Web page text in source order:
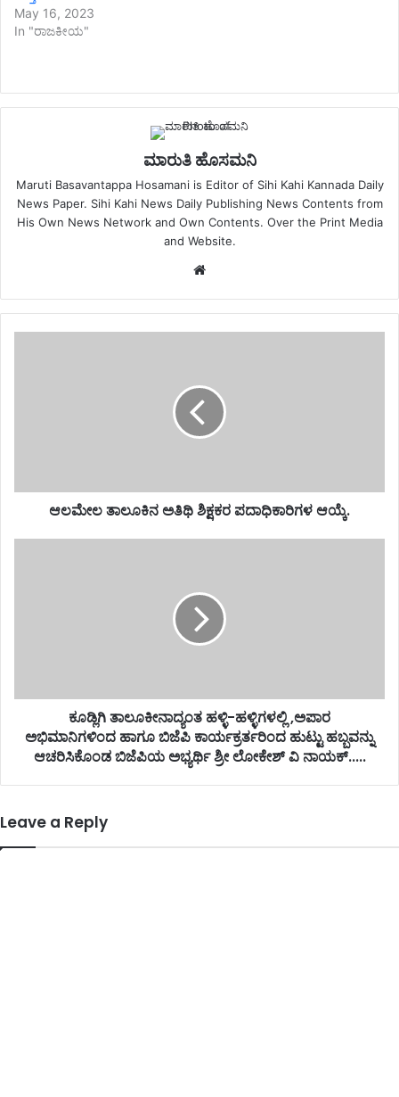
May 16, 2023
In "ರಾಜಕೀಯ"
ಮಾರುತಿ ಹೊಸಮನಿ
Maruti Basavantappa Hosamani is Editor of Sihi Kahi Kannada Daily
News Paper. Sihi Kahi News Daily Publishing News Contents from
His Own News Network and Own Contents. Over the Print Media
and Website.
Website
ಆಲಮೇಲ ತಾಲೂಕಿನ ಅತಿಥಿ ಶಿಕ್ಷಕರ ಪದಾಧಿಕಾರಿಗಳ ಆಯ್ಕೆ.
ಕೂಡ್ಲಿಗಿ ತಾಲೂಕೀನಾದ್ಯಂತ ಹಳ್ಳಿ-ಹಳ್ಳಿಗಳಲ್ಲಿ ,ಅಪಾರ
ಅಭಿಮಾನಿಗಳಿಂದ ಹಾಗೂ ಬಿಜೆಪಿ ಕಾರ್ಯಕ್ರರ್ತರಿಂದ ಹುಟ್ಟು ಹಬ್ಬವನ್ನು
ಆಚರಿಸಿಕೊಂಡ ಬಿಜೆಪಿಯ ಅಭ್ಯರ್ಥಿ ಶ್ರೀ ಲೋಕೇಶ್ ವಿ ನಾಯಕ್.....
Leave a Reply